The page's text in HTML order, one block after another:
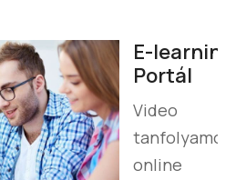
E-learning
Portál
Video
tanfolyamok,
online